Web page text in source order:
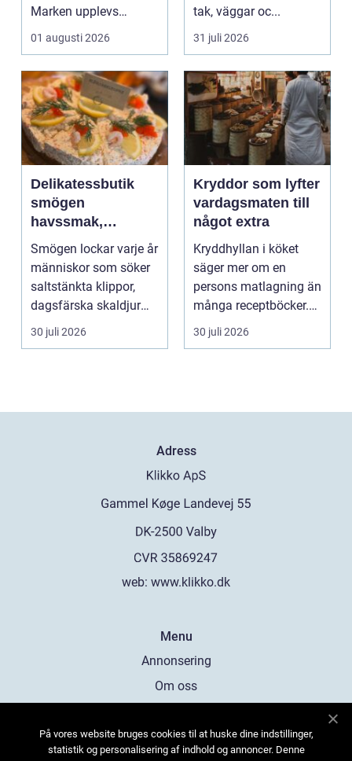
Marken upplevs
kanske som stabil ...
01 augusti 2026
tak, väggar oc...
31 juli 2026
Delikatessbutik
smögen
havssmak,
småskalighet och
personligt urval
Smögen lockar varje år
människor som söker
saltstänkta klippor,
dagsfärska skaldjur
och genuina smak...
30 juli 2026
Kryddor som lyfter
vardagsmaten till
något extra
Kryddhyllan i köket
säger mer om en
persons matlagning än
många receptböcker.
Med några nypor rätt
s...
30 juli 2026
Adress
web: www.klikko.dk
Menu
Annonsering
Om oss
Kontakta oss
På vores website bruges cookies til at huske dine indstillinger,
statistik og personalisering af indhold og annoncer. Denne